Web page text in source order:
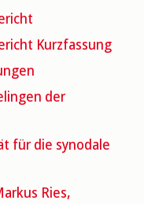
Kurzfassung
der
für die synodale
Ries,